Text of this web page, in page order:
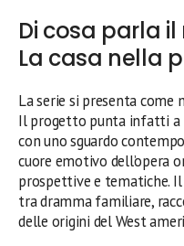
Di cosa parla
La casa nella
La serie si presenta come
Il progetto punta infatti a
con uno sguardo
cuore emotivo dell’opera
prospettive e tematiche.
tra dramma familiare,
delle origini del West